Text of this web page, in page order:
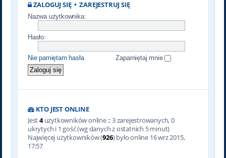
ZALOGUJ SIĘ•ZAREJESTRUJ SIĘ
Nazwa użytkownika:
Hasło:
Nie pamiętam hasła Zapamiętaj mnie
KTO JEST ONLINE
Jest4użytkowników online :: 3 zarejestrowanych, 0
ukrytych i 1 gość (wg danych z ostatnich 5 minut)
Najwięcej użytkowników (926) było online 16 wrz 2015,
17:57